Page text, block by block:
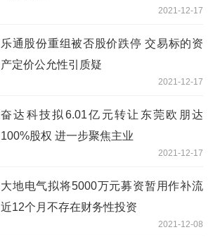
2021-12-17
乐通股份重组被否股价跌停 交易标的资
产定价公允性引质疑
2021-12-17
奋达科技拟6.01亿元转让东莞欧朋达
100%股权 进一步聚焦主业
2021-12-17
大地电气拟将5000万元募资暂用作补流
近12个月不存在财务性投资
2021-12-08